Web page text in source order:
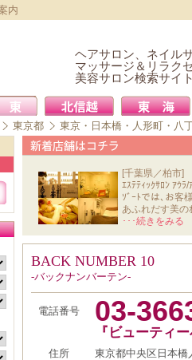
内
ヘアサロン、ネイル
マッサージ＆リラク
美容サロン検索サイト
東京都 東京・日本橋・人形町・八
[千葉県／柏市]
ｴｽﾃﾃｨｯｸｻﾛﾝ ｱｳﾗ/
ｿﾞｰﾄでは､お客
あふれだす美の
と心か
･･･続きをみる
BACK NUMBER 10
-バックナンバーテン-
電話番号 03-
『ビューティ
住所
東京都中央区日本橋